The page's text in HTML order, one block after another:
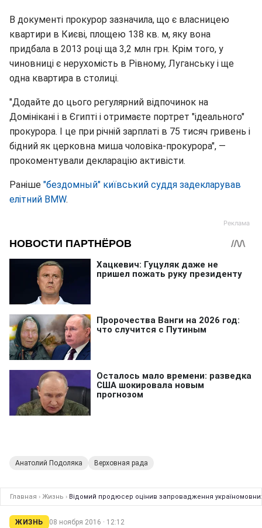
В документі прокурор зазначила, що є власницею
квартири в Києві, площею 138 кв. м, яку вона
придбала в 2013 році ща 3,2 млн грн. Крім того, у
чиновниці є нерухомість в Рівному, Луганську і ще
одна квартира в столиці.
"Додайте до цього регулярний відпочинок на
Домінікані і в Єгипті і отримаєте портрет "ідеального"
прокурора. І це при річній зарплаті в 75 тисяч гривень і
бідний як церковна миша чоловіка-прокурора", —
прокоментували декларацію активісти.
Раніше "бездомный" київський суддя задекларував
елітний BMW.
Анатолий Подоляка Верховная рада
Главная › Жизнь › Відомий продюсер оцінив запровадження
ЖИЗНЬ 08 ноября 2016 · 12:12